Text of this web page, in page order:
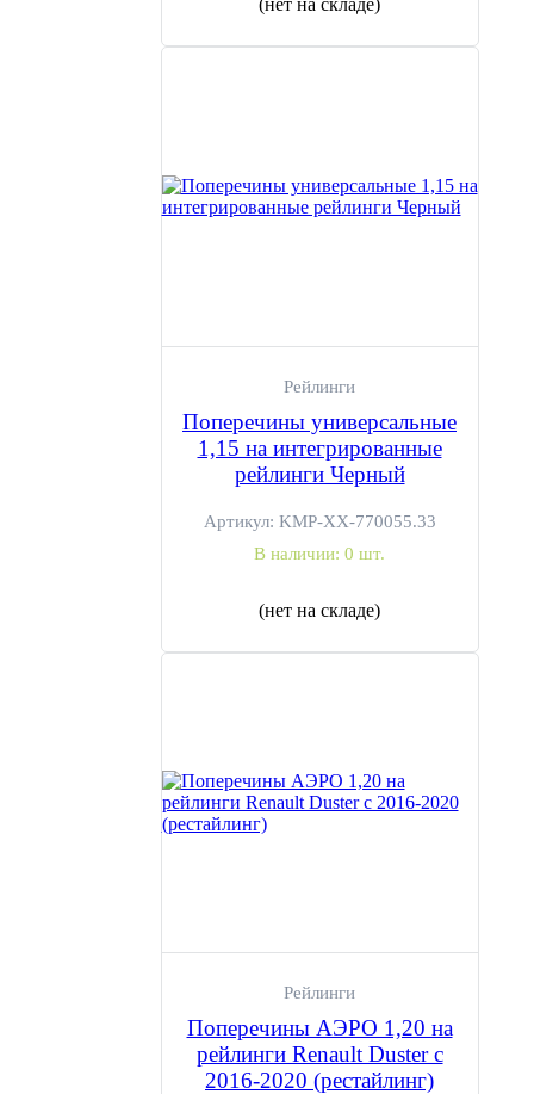
(нет на складе)
Рейлинги
Поперечины универсальные
1,15 на интегрированные
рейлинги Черный
Артикул: KMP-ХХ-770055.33
В наличии: 0 шт.
(нет на складе)
Рейлинги
Поперечины АЭРО 1,20 на
рейлинги Renault Duster с
2016-2020 (рестайлинг)